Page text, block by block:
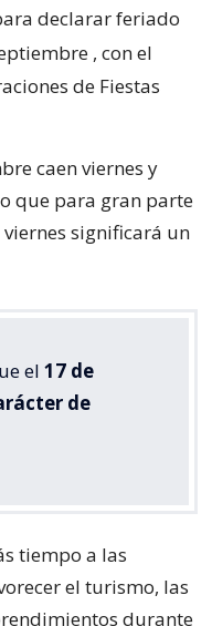
declarar feriado
, con el
de Fiestas
caen viernes y
que para gran parte
significará un
el 17 de
de
tiempo a las
el turismo, las
durante